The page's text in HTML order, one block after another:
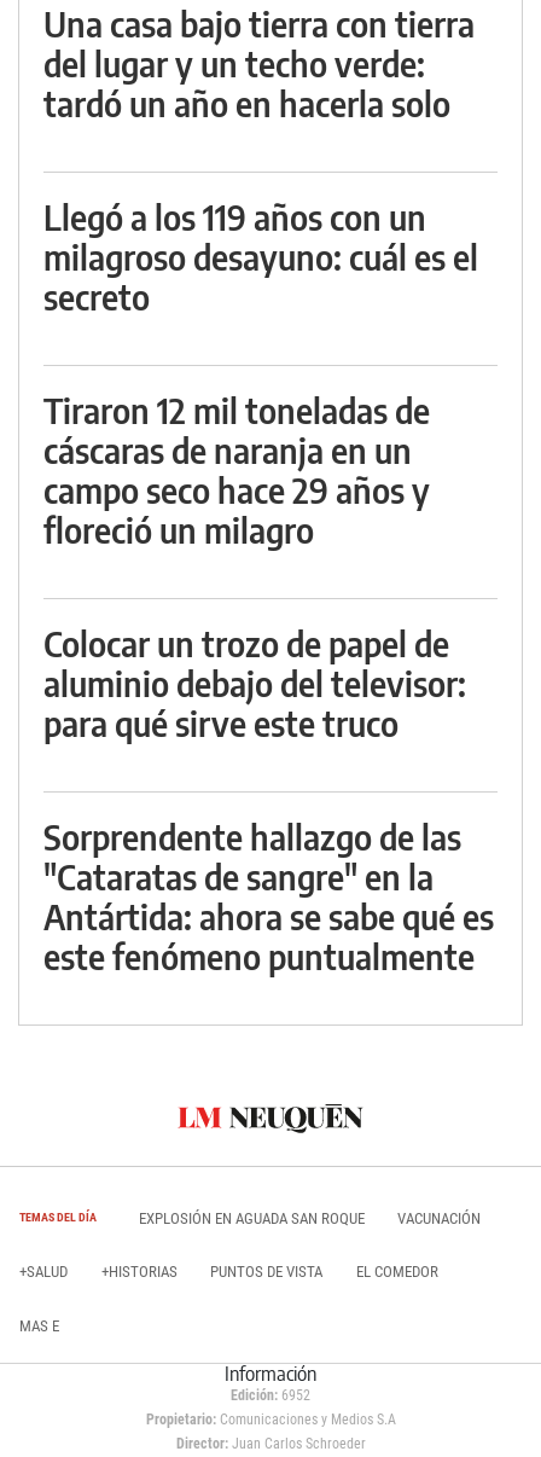
Una casa bajo tierra con tierra
del lugar y un techo verde:
tardó un año en hacerla solo
Llegó a los 119 años con un
milagroso desayuno: cuál es el
secreto
Tiraron 12 mil toneladas de
cáscaras de naranja en un
campo seco hace 29 años y
floreció un milagro
Colocar un trozo de papel de
aluminio debajo del televisor:
para qué sirve este truco
Sorprendente hallazgo de las
"Cataratas de sangre" en la
Antártida: ahora se sabe qué es
este fenómeno puntualmente
TEMAS DEL DÍA EXPLOSIÓN EN AGUADA SAN ROQUE VACUNACIÓN
+SALUD +HISTORIAS PUNTOS DE VISTA EL COMEDOR
MAS E
Información
Edición: 6952
Propietario:Comunicaciones y Medios S.A
Director: Juan Carlos Schroeder